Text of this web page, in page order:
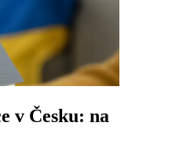
v Česku: na